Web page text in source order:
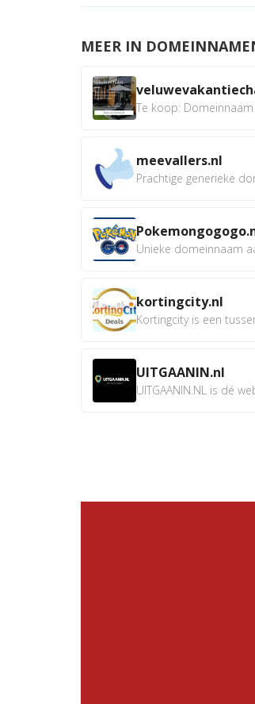
MEER IN
Te koop: Domeinnaam
meevallers.nl
Prachtige generieke
Unieke domeinnaam
kortingcity.nl
Kortingcity is een
UITGAANIN.nl
UITGAANIN.NL is dé